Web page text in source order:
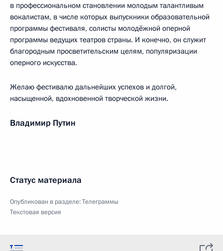
в профессиональном становлении молодым талантливым
вокалистам, в числе которых выпускники образовательной
программы фестиваля, солисты молодёжной оперной
программы ведущих театров страны. И конечно, он служит
благородным просветительским целям, популяризации
оперного искусства.
Желаю фестивалю дальнейших успехов и долгой,
насыщенной, вдохновенной творческой жизни.
Владимир Путин
Статус материала
Опубликован в разделе:Телеграммы
Текстовая версия